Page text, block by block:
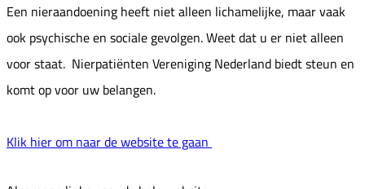
Een nieraandoening heeft niet alleen lichamelijke, maar vaak
ook psychische en sociale gevolgen. Weet dat u er niet alleen
voor staat. Nierpatiënten Vereniging Nederland biedt steun en
komt op voor uw belangen.
Klik hier om naar de website te gaan